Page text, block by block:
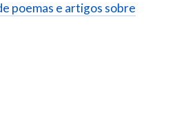
poemas e artigos sobre